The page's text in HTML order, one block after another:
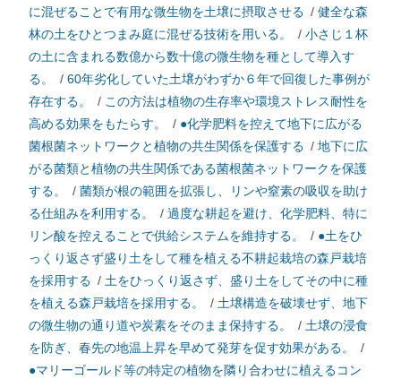
に混ぜることで有用な微生物を土壌に摂取させる / 健全な森
林の土をひとつまみ庭に混ぜる技術を用いる。
/ 小さじ１杯
の土に含まれる数億から数十億の微生物を種として導入す
る。
/ 60年劣化していた土壌がわずか６年で回復した事例が
存在する。
/ この方法は植物の生存率や環境ストレス耐性を
高める効果をもたらす。
/ ●化学肥料を控えて地下に広がる
菌根菌ネットワークと植物の共生関係を保護する / 地下に広
がる菌類と植物の共生関係である菌根菌ネットワークを保護
する。
/ 菌類が根の範囲を拡張し、リンや窒素の吸収を助け
る仕組みを利用する。
/ 過度な耕起を避け、化学肥料、特に
リン酸を控えることで供給システムを維持する。
/ ●土をひ
っくり返さず盛り土をして種を植える不耕起栽培の森戸栽培
を採用する / 土をひっくり返さず、盛り土をしてその中に種
を植える森戸栽培を採用する。
/ 土壌構造を破壊せず、地下
の微生物の通り道や炭素をそのまま保持する。
/ 土壌の浸食
を防ぎ、春先の地温上昇を早めて発芽を促す効果がある。
/
●マリーゴールド等の特定の植物を隣り合わせに植えるコン